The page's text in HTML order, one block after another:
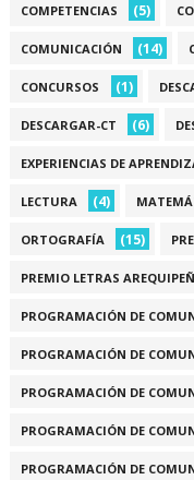
COMPETENCIAS (5)
COMUNICACIÓN (14)
CONCURSOS (1)
DESCARGAR-CT (6)
EXPERIENCIAS DE
LECTURA (4)
ORTOGRAFÍA (15)
PREMIO LETRAS
PROGRAMACIÓN DE
PROGRAMACIÓN DE
PROGRAMACIÓN DE
PROGRAMACIÓN DE
PROGRAMACIÓN DE